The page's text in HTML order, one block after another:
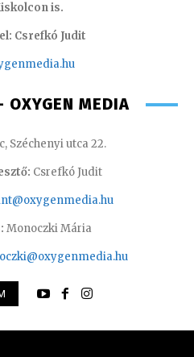
is.
Csrefkó Judit
nmedia.hu
OXYGEN MEDIA
Széchenyi utca 22.
Csrefkó Judit
Monoczki Mária